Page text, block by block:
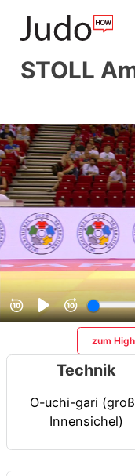
STOLL
zum
Technik
O-uchi-gari
Innensichel)